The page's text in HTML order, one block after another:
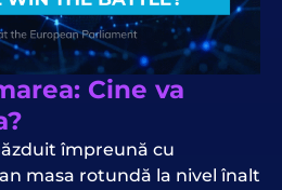
Cine va
împreună cu
masa rotundă la nivel înalt